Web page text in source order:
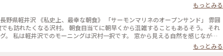
もっとみる
最幸な朝食》 「サーモンマリネのオープンサンド」 雰囲
訪れたくなる沢村。 朝食目当てに朝早くから混雑することもあるそう。 それ
。 私は軽井沢でのモーニングは沢村一択です。 窓から見える自然を感じながら
もっとみる